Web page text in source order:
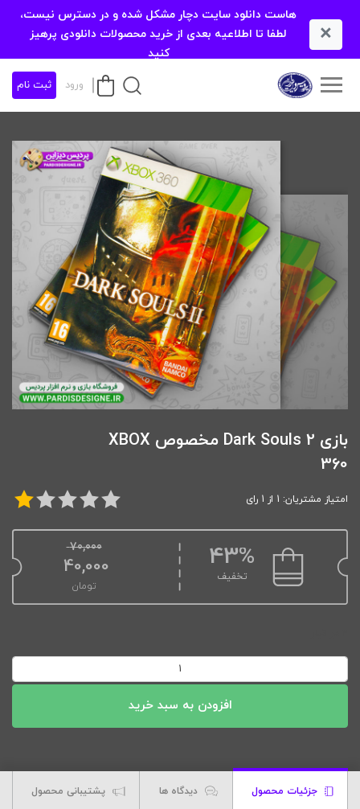
×
هاست دانلود سایت دچار مشکل شده و در دسترس نیست،
لطفا تا اطلاعیه بعدی از خرید محصولات دانلودی پرهیز
کنید
ورود ثبت نام
بازی Dark Souls 2 مخصوص XBOX
360
امتیاز مشتریان: 1 از 1 رای
43%
تخفیف
70,000
40,000
تومان
Dark
2
عدد
افزودن به سبد خرید
جزئیات محصول دیدگاه ها پشتیبانی محصول